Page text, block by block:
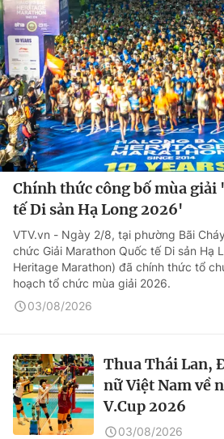
Chính thức công bố mùa giải
tế Di sản Hạ Long 2026'
VTV.vn - Ngày 2/8, tại phường Bãi
chức Giải Marathon Quốc tế Di sản Hạ
Heritage Marathon) đã chính thức tổ
hoạch tổ chức mùa giải 2026.
03/08/2026
Thua Thái Lan,
nữ Việt Nam về
V.Cup 2026
03/08/2026